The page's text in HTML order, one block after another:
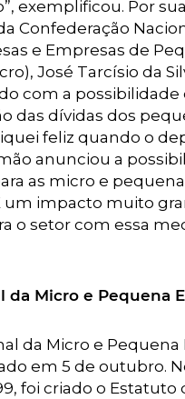
exemplificou. Por
Confederação
e Empresas de
José Tarcísio da
com a possibilidade
das dívidas dos
feliz quando o
anunciou a
as micro e
um impacto muito
o setor com essa
da Micro e Pequena
da Micro e Pequena
em 5 de outubro.
foi criado o Estatuto